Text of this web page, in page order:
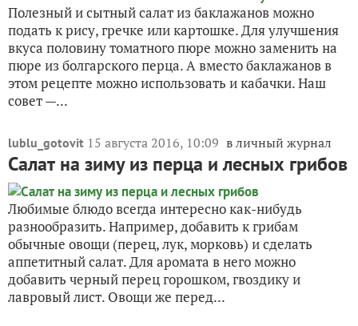
Полезный и сытный салат из баклажанов можно
подать к рису, гречке или картошке. Для улучшения
вкуса половину томатного пюре можно заменить на
пюре из болгарского перца. А вместо баклажанов в
этом рецепте можно использовать и кабачки. Наш
совет —...
lublu_gotovit 15 августа 2016, 10:09 в личный журнал
Салат на зиму из перца и лесных грибов
Любимые блюдо всегда интересно как-нибудь
разнообразить. Например, добавить к грибам
обычные овощи (перец, лук, морковь) и сделать
аппетитный салат. Для аромата в него можно
добавить черный перец горошком, гвоздику и
лавровый лист. Овощи же перед...